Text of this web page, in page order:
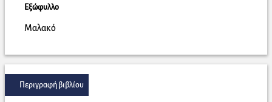
Εξώφυλλο
Μαλακό
Περιγραφή βιβλίου